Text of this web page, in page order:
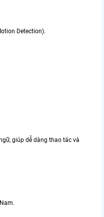
Detection).
giúp dễ dàng thao tác và